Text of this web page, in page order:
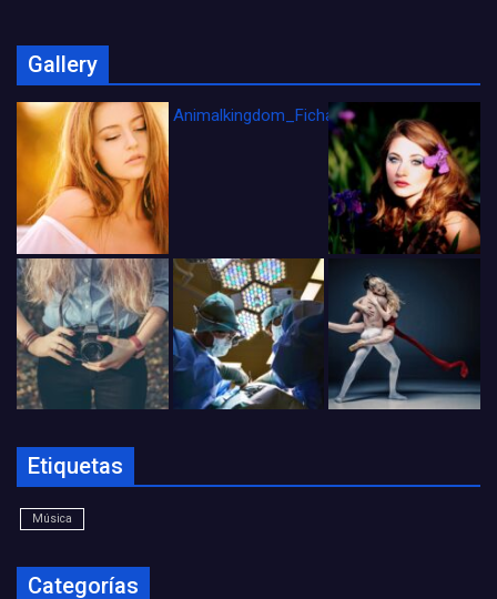
Gallery
Animalkingdom_FichaCine
Etiquetas
Música
Categorías